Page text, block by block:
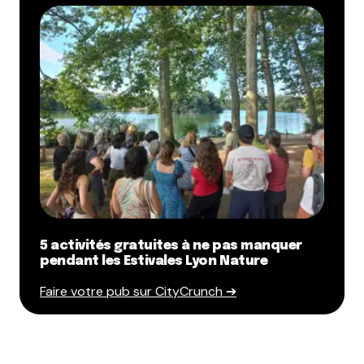
Répondre
Si je gagne le package de visites je promets d’en
faire profiter ma famille pour profiter de moments
ensemble
Elodie
1 juin 2021 à 13 h 21 min
Répondre
Si je gagne le package de visites, je promets de
parler TOUT DOUCEMENT dans la grotte.
Maxence
1 juin 2021 à 13 h 25 min
Répondre
5 activités gratuites à ne pas manquer
pendant les Estivales Lyon Nature
Faire votre pub sur CityCrunch ➔